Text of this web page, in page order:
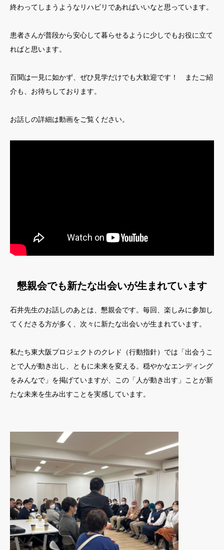
終わってしまうようなリハビリであればいいなと思っています。
患者さんが普段から安心して暮らせるように少しでもお役に立て
ればと思います。
百聞は一見に如かず、ぜひ見学だけでも大歓迎です！ またご紹
介も、お待ちしております。
お話しの詳細は動画をご覧ください。
懇親会でも新たな出会いが生まれています
石井先生のお話しのあとは、懇親会です。毎回、楽しみに参加し
てくださる方が多く、次々に新たな出会いが生まれています。
私たち東大阪プロジェクトのクレド（行動指針）では「出会うこ
とで人が動き出し、ともに未来を変える。穏やかなエンディング
をみんなで」を掲げていますが、この「人が動き出す」ことが新
たな未来を生み出すことを実感しています。